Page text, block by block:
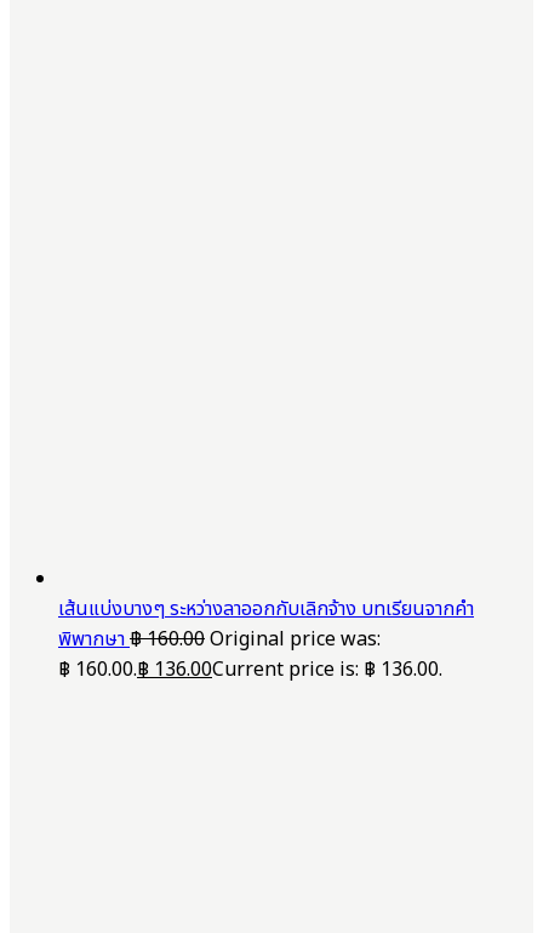
เส้นแบ่งบางๆ ระหว่างลาออกกับเลิกจ้าง บทเรียนจากคำ
พิพากษา฿160.00Original price was:
฿ 160.00.฿136.00Current price is: ฿ 136.00.